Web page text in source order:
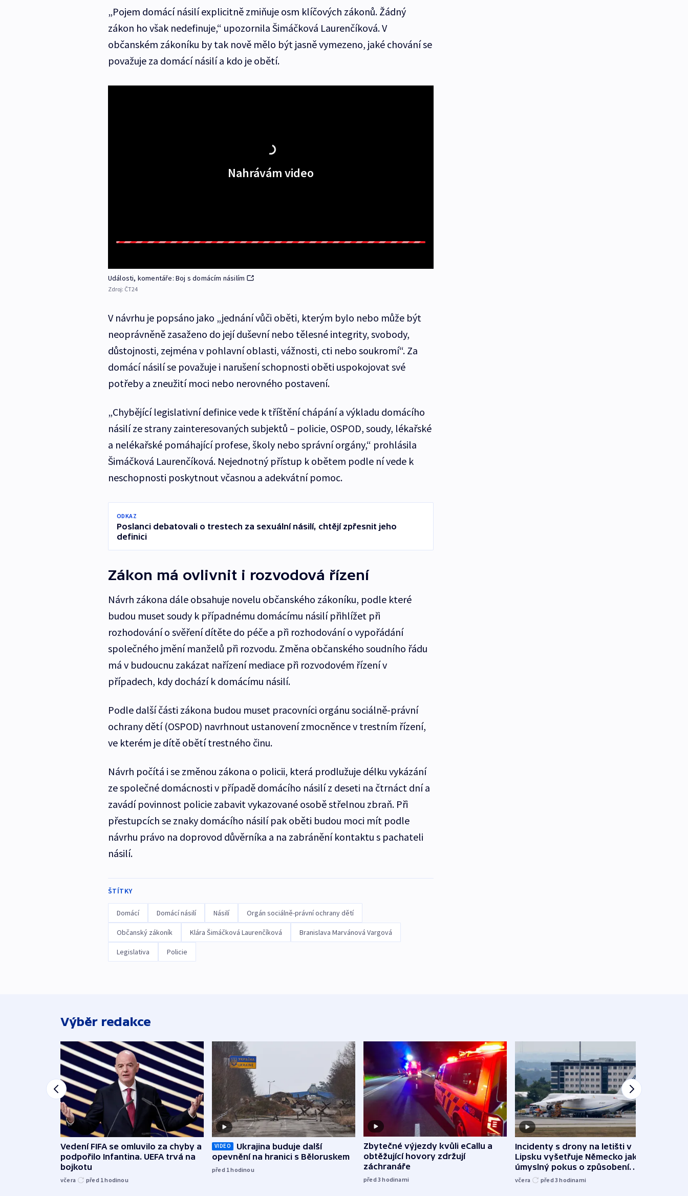
„Pojem domácí násilí explicitně zmiňuje osm klíčových zákonů. Žádný
zákon ho však nedefinuje,“ upozornila Šimáčková Laurenčíková. V
občanském zákoníku by tak nově mělo být jasně vymezeno, jaké chování se
považuje za domácí násilí a kdo je obětí.
Nahrávám video
Události, komentáře: Boj s domácím násilím
Zdroj: ČT24
V návrhu je popsáno jako „jednání vůči oběti, kterým bylo nebo může být
neoprávněně zasaženo do její duševní nebo tělesné integrity, svobody,
důstojnosti, zejména v pohlavní oblasti, vážnosti, cti nebo soukromí“. Za
domácí násilí se považuje i narušení schopnosti oběti uspokojovat své
potřeby a zneužití moci nebo nerovného postavení.
„Chybějící legislativní definice vede k tříštění chápání a výkladu domácího
násilí ze strany zainteresovaných subjektů – policie, OSPOD, soudy, lékařské
a nelékařské pomáhající profese, školy nebo správní orgány,“ prohlásila
Šimáčková Laurenčíková. Nejednotný přístup k obětem podle ní vede k
neschopnosti poskytnout včasnou a adekvátní pomoc.
ODKAZ
Poslanci debatovali o trestech za sexuální násilí, chtějí zpřesnit jeho
definici
Zákon má ovlivnit i rozvodová řízení
Návrh zákona dále obsahuje novelu občanského zákoníku, podle které
budou muset soudy k případnému domácímu násilí přihlížet při
rozhodování o svěření dítěte do péče a při rozhodování o vypořádání
společného jmění manželů při rozvodu. Změna občanského soudního řádu
má v budoucnu zakázat nařízení mediace při rozvodovém řízení v
případech, kdy dochází k domácímu násilí.
Podle další části zákona budou muset pracovníci orgánu sociálně-právní
ochrany dětí (OSPOD) navrhnout ustanovení zmocněnce v trestním řízení,
ve kterém je dítě obětí trestného činu.
Návrh počítá i se změnou zákona o policii, která prodlužuje délku vykázání
ze společné domácnosti v případě domácího násilí z deseti na čtrnáct dní a
zavádí povinnost policie zabavit vykazované osobě střelnou zbraň. Při
přestupcích se znaky domácího násilí pak oběti budou moci mít podle
návrhu právo na doprovod důvěrníka a na zabránění kontaktu s pachateli
násilí.
ŠTÍTKY
Domácí Domácí násilí Násilí Orgán sociálně-právní ochrany dětí
Občanský zákoník Klára Šimáčková Laurenčíková Branislava Marvánová Vargová
Legislativa Policie
Výběr redakce
Vedení FIFA se omluvilo za chyby a
podpořilo Infantina. UEFA trvá na
bojkotu
včera před 1hodinou
VIDEO
Ukrajina buduje další
opevnění na hranici s Běloruskem
před 1hodinou
Zbytečné výjezdy kvůli eCallu a
obtěžující hovory zdržují
záchranáře
před 3hodinami
Incidenty s drony na letišti v
Lipsku vyšetřuje Německo jako
úmyslný pokus o způsobení
exploze
včera před 3hodinami